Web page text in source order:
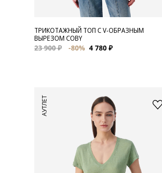
ТРИКОТАЖНЫЙ ТОП С V-ОБРАЗНЫМ
ВЫРЕЗОМ COBY
23 900 ₽
-80% 4 780 ₽
АУТЛЕТ